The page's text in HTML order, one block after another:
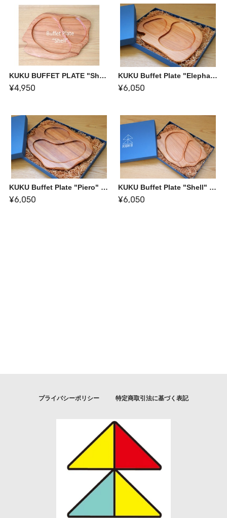
KUKU BUFFET PLATE "Shell" -ビュッフェプレート-
¥4,950
KUKU Buffet Plate "Elephant"【ギフトボックス】
¥6,050
KUKU Buffet Plate "Piero" 【ギフトボックス】
¥6,050
KUKU Buffet Plate "Shell" 【ギフトボックス】
¥6,050
プライバシーポリシー 特定商取引法に基づく表記